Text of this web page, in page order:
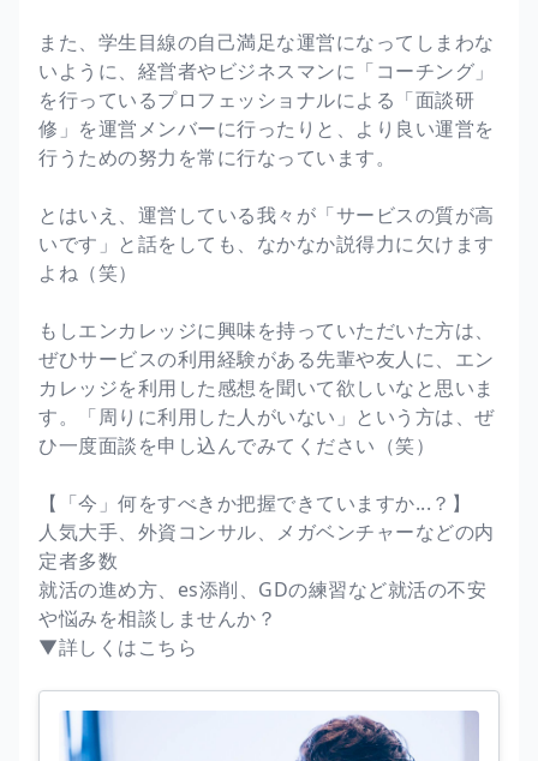
また、学生目線の自己満足な運営になってしまわな
いように、経営者やビジネスマンに「コーチング」
を行っているプロフェッショナルによる「面談研
修」を運営メンバーに行ったりと、より良い運営を
行うための努力を常に行なっています。
とはいえ、運営している我々が「サービスの質が高
いです」と話をしても、なかなか説得力に欠けます
よね（笑）
もしエンカレッジに興味を持っていただいた方は、
ぜひサービスの利用経験がある先輩や友人に、エン
カレッジを利用した感想を聞いて欲しいなと思いま
す。「周りに利用した人がいない」という方は、ぜ
ひ一度面談を申し込んでみてください（笑）
【「今」何をすべきか把握できていますか...？】
人気大手、外資コンサル、メガベンチャーなどの内
定者多数
就活の進め方、es添削、GDの練習など就活の不安
や悩みを相談しませんか？
▼詳しくはこちら